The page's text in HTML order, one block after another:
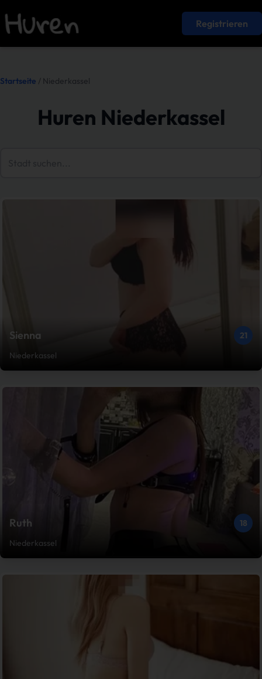
Registrieren
Startseite / Niederkassel
Huren Niederkassel
Sienna
21
Niederkassel
Ruth
18
Niederkassel